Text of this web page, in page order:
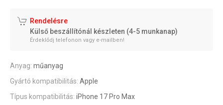
Rendelésre
Külső beszállítónál készleten (4-5 munkanap)
Érdeklődj telefonon vagy e-mailben!
Anyag: műanyag
Gyártó kompatibilitás: Apple
Típus kompatibilitás: iPhone 17 Pro Max